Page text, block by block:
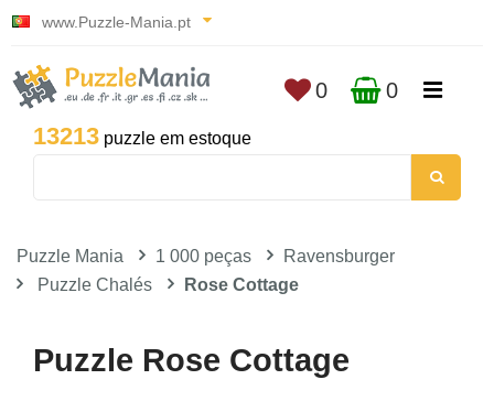
www.Puzzle-Mania.pt
13213 puzzle em estoque
0 0
Puzzle Mania 1 000 peças
Ravensburger
Puzzle Chalés
Rose Cottage
Puzzle Rose Cottage